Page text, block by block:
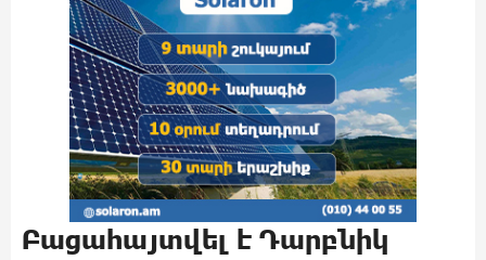
Բացահայտվել է Դարբնիկ